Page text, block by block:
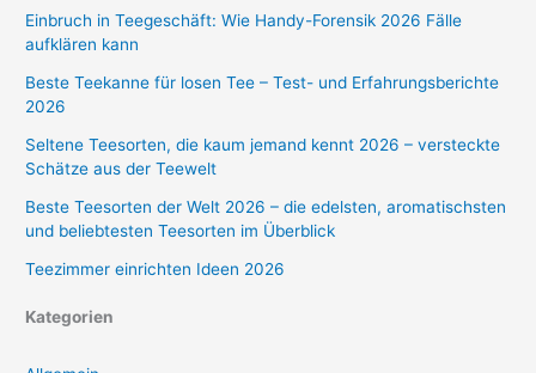
Einbruch in Teegeschäft: Wie Handy-Forensik 2026 Fälle
aufklären kann
Beste Teekanne für losen Tee – Test- und Erfahrungsberichte
2026
Seltene Teesorten, die kaum jemand kennt 2026 – versteckte
Schätze aus der Teewelt
Beste Teesorten der Welt 2026 – die edelsten, aromatischsten
und beliebtesten Teesorten im Überblick
Teezimmer einrichten Ideen 2026
Kategorien